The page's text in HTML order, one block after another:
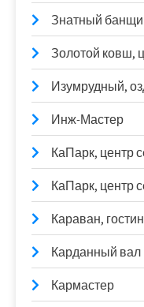
Знатный
Золотой ковш,
Изумрудный,
Инж-Мастер
КаПарк, центр
КаПарк, центр
Караван,
Карданный вал
Кармастер